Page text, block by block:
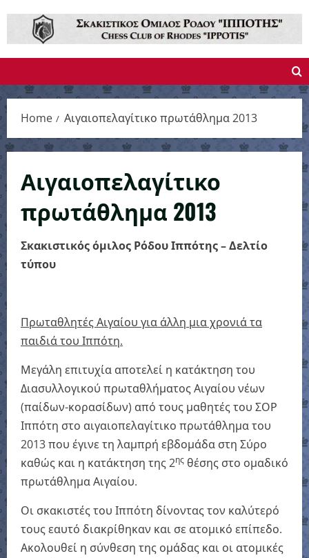
content
Home Αιγαιοπελαγίτικο πρωτάθλημα 2013
Αιγαιοπελαγίτικο
πρωτάθλημα 2013
Σκακιστικός όμιλος Ρόδου Ιππότης – Δελτίο
τύπου
Πρωταθλητές Αιγαίου για άλλη μια χρονιά τα
παιδιά του Ιππότη.
Μεγάλη επιτυχία αποτελεί η κατάκτηση του
Διασυλλογικού πρωταθλήματος Αιγαίου νέων
(παίδων-κορασίδων) από τους μαθητές του ΣΟΡ
Ιππότη στο αιγαιοπελαγίτικο πρωτάθλημα του
2013 που έγινε τη λαμπρή εβδομάδα στη Σύρο
καθώς και η κατάκτηση της 2ης θέσης στο ομαδικό
πρωτάθλημα Αιγαίου.
Οι σκακιστές του Ιππότη δίνοντας τον καλύτερό
τους εαυτό διακρίθηκαν και σε ατομικό επίπεδο.
Ακολουθεί η σύνθεση της ομάδας και οι ατομικές